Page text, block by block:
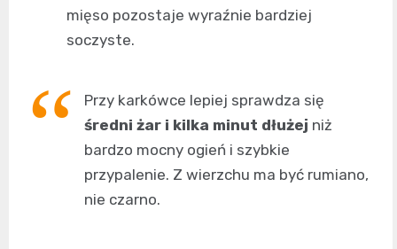
mięso pozostaje wyraźnie bardziej
soczyste.
Przy karkówce lepiej sprawdza się
średni żar i kilka minut dłużej niż
bardzo mocny ogień i szybkie
przypalenie. Z wierzchu ma być rumiano,
nie czarno.